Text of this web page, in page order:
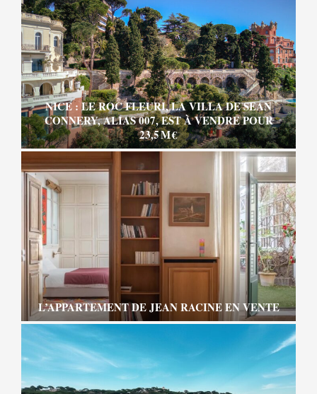
NICE : LE ROC FLEURI, LA VILLA DE SEAN
CONNERY, ALIAS 007, EST À VENDRE POUR
23,5 M €
L’APPARTEMENT DE JEAN RACINE EN VENTE